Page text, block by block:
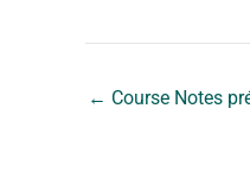
← Course Notes